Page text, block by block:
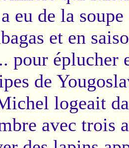
eu de la
et en
pour éplucher
de
logeait
avec trois